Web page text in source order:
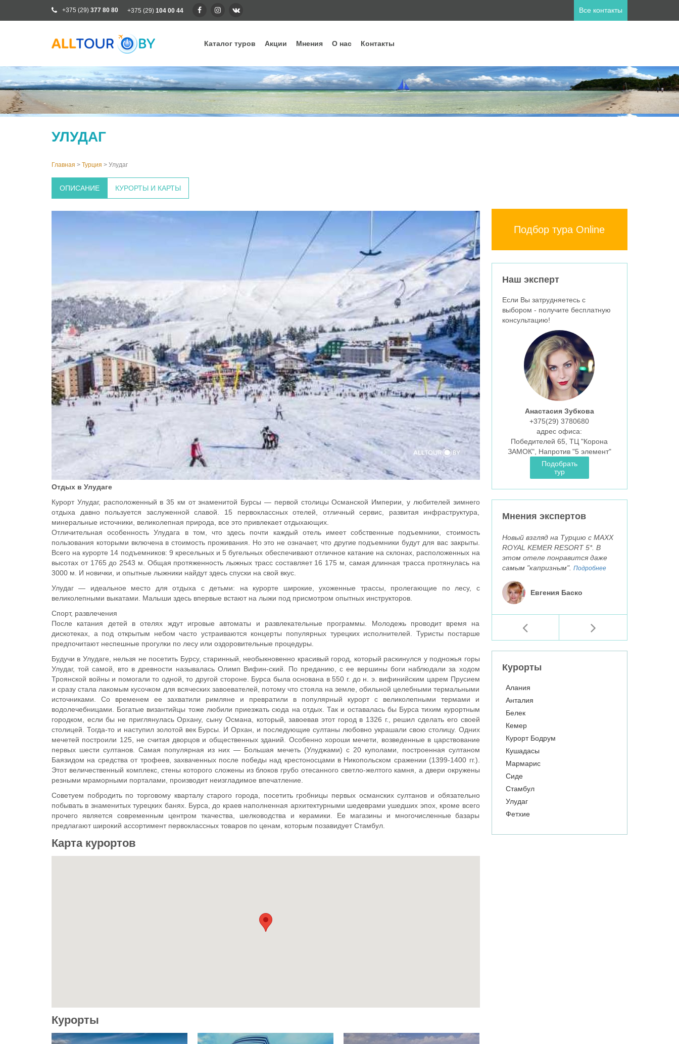
+375 (29) 377 80 80 +375 (29) 104 00 44 Все контакты
Каталог туров
Раннее бронирование
Отдых с детьми
Наши основные направления и страны
Вьетнам Грузия Египет
Индонезия
Испания Италия
Катар
Акции Мнения О нас Контакты
УЛУДАГ
Главная > Турция > Улудаг
ОПИСАНИЕ КУРОРТЫ И КАРТЫ
Отдых в Улудаге
Курорт Улудаг, расположенный в 35 км от знаменитой Бурсы — первой столицы Османской Империи, у любителей зимнего
отдыха давно пользуется заслуженной славой. 15 первоклассных отелей, отличный сервис, развитая инфраструктура,
минеральные источники, великолепная природа, все это привлекает отдыхающих.
Отличительная особенность Улудага в том, что здесь почти каждый отель имеет собственные подъемники, стоимость
пользования которыми включена в стоимость проживания. Но это не означает, что другие подъемники будут для вас закрыты.
Всего на курорте 14 подъемников: 9 кресельных и 5 бугельных обеспечивают отличное катание на склонах, расположенных на
высотах от 1765 до 2543 м. Общая протяженность лыжных трасс составляет 16 175 м, самая длинная трасса протянулась на
3000 м. И новички, и опытные лыжники найдут здесь спуски на свой вкус.
Улудаг — идеальное место для отдыха с детьми: на курорте широкие, ухоженные трассы, пролегающие по лесу, с
великолепными выкатами. Малыши здесь впервые встают на лыжи под присмотром опытных инструкторов.
Спорт, развлечения
После катания детей в отелях ждут игровые автоматы и развлекательные программы. Молодежь проводит время на
дискотеках, а под открытым небом часто устраиваются концерты популярных турецких исполнителей. Туристы постарше
предпочитают неспешные прогулки по лесу или оздоровительные процедуры.
Будучи в Улудаге, нельзя не посетить Бурсу, старинный, необыкновенно красивый город, который раскинулся у подножья горы
Улудаг, той самой, вто в древности называлась Олимп Вифин-ский. По преданию, с ее вершины боги наблюдали за ходом
Троянской войны и помогали то одной, то другой стороне. Бурса была основана в 550 г. до н. э. вифинийским царем Прусием
и сразу стала лакомым кусочком для всяческих завоевателей, потому что стояла на земле, обильной целебными термальными
источниками. Со временем ее захватили римляне и превратили в популярный курорт с великолепными термами и
водолечебницами. Богатые византийцы тоже любили приезжать сюда на отдых. Так и оставалась бы Бурса тихим курортным
городком, если бы не приглянулась Орхану, сыну Османа, который, завоевав этот город в 1326 г., решил сделать его своей
столицей. Тогда-то и наступил золотой век Бурсы. И Орхан, и последующие султаны любовно украшали свою столицу. Одних
мечетей построили 125, не считая дворцов и общественных зданий. Особенно хороши мечети, возведенные в царствование
первых шести султанов. Самая популярная из них — Большая мечеть (Улуджами) с 20 куполами, построенная султаном
Баязидом на средства от трофеев, захваченных после победы над крестоносцами в Никопольском сражении (1399-1400 гг.).
Этот величественный комплекс, стены которого сложены из блоков грубо отесанного светло-желтого камня, а двери окружены
резными мраморными порталами, производит неизгладимое впечатление.
Советуем побродить по торговому кварталу старого города, посетить гробницы первых османских султанов и обязательно
побывать в знаменитых турецких банях. Бурса, до краев наполненная архитектурными шедеврами ушедших эпох, кроме всего
прочего является современным центром ткачества, шелководства и керамики. Ее магазины и многочисленные базары
предлагают широкий ассортимент первоклассных товаров по ценам, которым позавидует Стамбул.
Карта курортов
Курорты
Подбор тура Online
Наш эксперт
Если Вы затрудняетесь с
выбором - получите бесплатную
консультацию!
Анастасия Зубкова
+375(29)3780680
aдрес офиса:
Победителей 65, ТЦ "Корона
ЗАМОК", Напротив "5 элемент"
Подобрать
тур
Мнения экспертов
Новый взгляд на Турцию с MAXX
ROYAL KEMER RESORT 5*. В
этом отеле понравится даже
самым "капризным". Подробнее
Евгения Баско
Курорты
Алания
Анталия
Белек
Кемер
Курорт Бодрум
Кушадасы
Мармарис
Сиде
Стамбул
Улудаг
Фетхие